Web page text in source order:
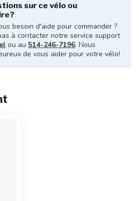
sur ce vélo ou
besoin d'aide pour commander ?
à contacter notre service support
ou au 514-246-7196. Nous
de vous aider pour votre vélo!